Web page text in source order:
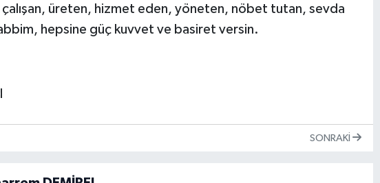
üreten, hizmet eden, yöneten, nöbet tutan, sevda
hepsine güç kuvvet ve basiret versin.
SONRAKI